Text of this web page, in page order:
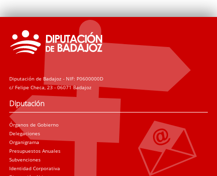
Diputación de Badajoz - NIF: P0600000D
c/ Felipe Checa, 23 - 06071 Badajoz
Diputación
Órganos de Gobierno
Delegaciones
Organigrama
Presupuestos Anuales
Subvenciones
Identidad Corporativa